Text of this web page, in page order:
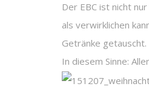
Der EBC ist nicht
als verwirklichen
Getränke getauscht.
In diesem Sinne: